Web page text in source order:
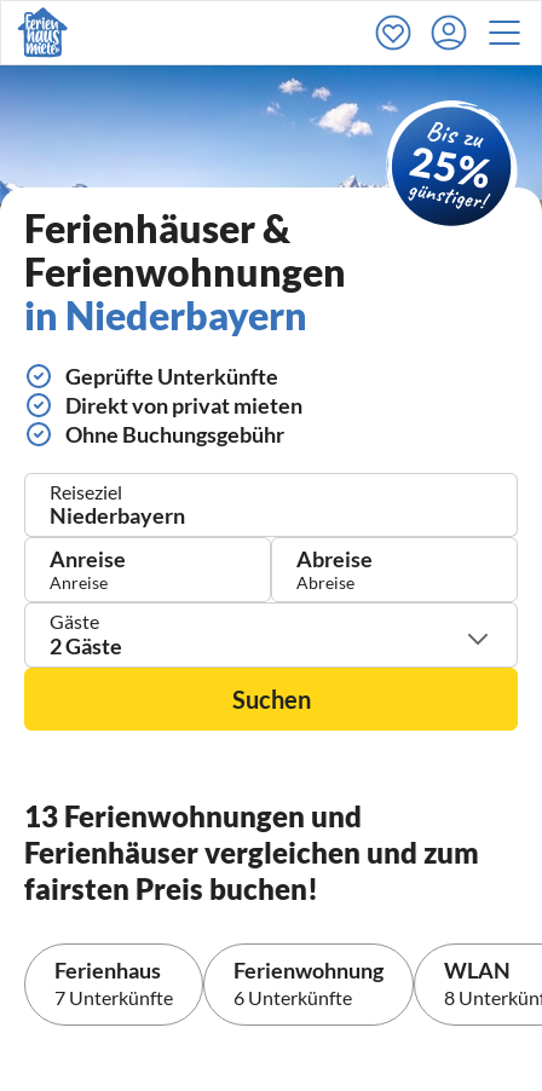
Ferienhäuser &
Ferienwohnungen
in Niederbayern
Geprüfte Unterkünfte
Direkt von privat mieten
Ohne Buchungsgebühr
Reiseziel
Anreise Abreise
Gäste
2 Gäste
Suchen
13 Ferienwohnungen und
Ferienhäuser vergleichen und zum
fairsten Preis buchen!
Ferienhaus
7 Unterkünfte
Ferienwohnung
6 Unterkünfte
WLAN
8